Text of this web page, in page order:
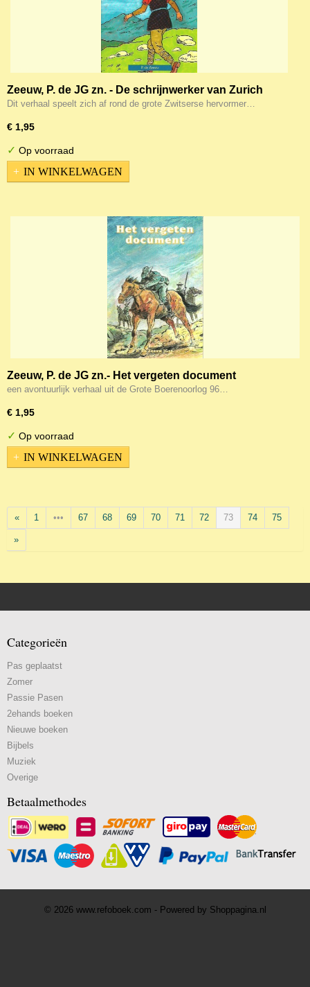
Zeeuw, P. de JG zn. - De schrijnwerker van Zurich
Dit verhaal speelt zich af rond de grote Zwitserse hervormer…
€ 1,95
✓ Op voorraad
IN WINKELWAGEN
Zeeuw, P. de JG zn.- Het vergeten document
een avontuurlijk verhaal uit de Grote Boerenoorlog 96…
€ 1,95
✓ Op voorraad
IN WINKELWAGEN
« 1 ••• 67 68 69 70 71 72 73 74 75
»
Categorieën
Pas geplaatst
Zomer
Passie Pasen
2ehands boeken
Nieuwe boeken
Bijbels
Muziek
Overige
Betaalmethodes
© 2026 www.refoboek.com - Powered by Shoppagina.nl